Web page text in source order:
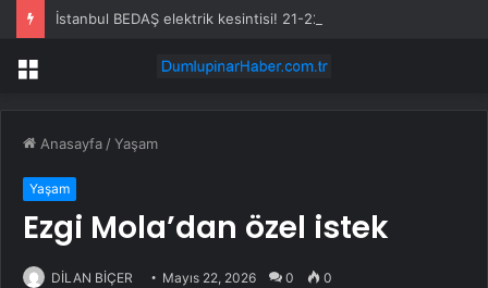
Menü
Anasayfa /Yaşam
Yaşam
Ezgi Mola’dan özel istek
DİLAN BİÇER Mayıs 22, 2026 0 0